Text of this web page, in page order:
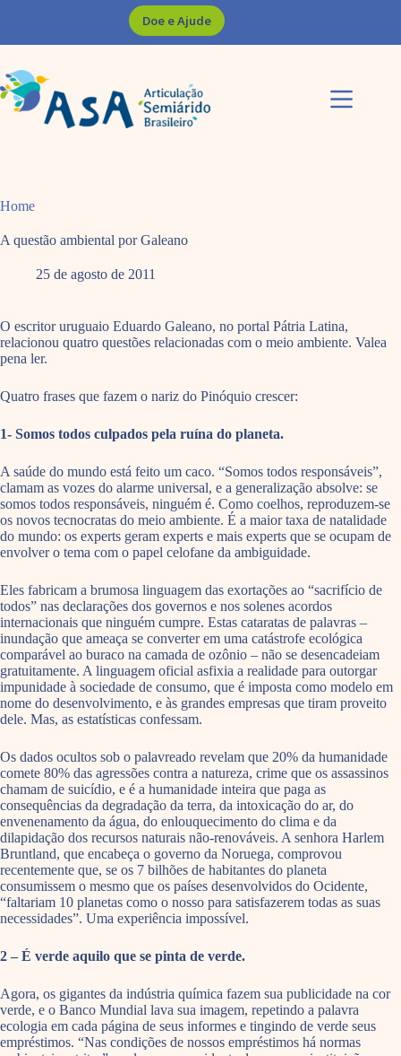
Doe e Ajude
Home
A questão ambiental por Galeano
25 de agosto de 2011
O escritor uruguaio Eduardo Galeano, no portal Pátria Latina,
relacionou quatro questões relacionadas com o meio ambiente. Valea
pena ler.
Quatro frases que fazem o nariz do Pinóquio crescer:
1- Somos todos culpados pela ruína do planeta.
A saúde do mundo está feito um caco. “Somos todos responsáveis”,
clamam as vozes do alarme universal, e a generalização absolve: se
somos todos responsáveis, ninguém é. Como coelhos, reproduzem-se
os novos tecnocratas do meio ambiente. É a maior taxa de natalidade
do mundo: os experts geram experts e mais experts que se ocupam de
envolver o tema com o papel celofane da ambiguidade.
Eles fabricam a brumosa linguagem das exortações ao “sacrifício de
todos” nas declarações dos governos e nos solenes acordos
internacionais que ninguém cumpre. Estas cataratas de palavras –
inundação que ameaça se converter em uma catástrofe ecológica
comparável ao buraco na camada de ozônio – não se desencadeiam
gratuitamente. A linguagem oficial asfixia a realidade para outorgar
impunidade à sociedade de consumo, que é imposta como modelo em
nome do desenvolvimento, e às grandes empresas que tiram proveito
dele. Mas, as estatísticas confessam.
Os dados ocultos sob o palavreado revelam que 20% da humanidade
comete 80% das agressões contra a natureza, crime que os assassinos
chamam de suicídio, e é a humanidade inteira que paga as
consequências da degradação da terra, da intoxicação do ar, do
envenenamento da água, do enlouquecimento do clima e da
dilapidação dos recursos naturais não-renováveis. A senhora Harlem
Bruntland, que encabeça o governo da Noruega, comprovou
recentemente que, se os 7 bilhões de habitantes do planeta
consumissem o mesmo que os países desenvolvidos do Ocidente,
“faltariam 10 planetas como o nosso para satisfazerem todas as suas
necessidades”. Uma experiência impossível.
2 – É verde aquilo que se pinta de verde.
Agora, os gigantes da indústria química fazem sua publicidade na cor
verde, e o Banco Mundial lava sua imagem, repetindo a palavra
ecologia em cada página de seus informes e tingindo de verde seus
empréstimos. “Nas condições de nossos empréstimos há normas